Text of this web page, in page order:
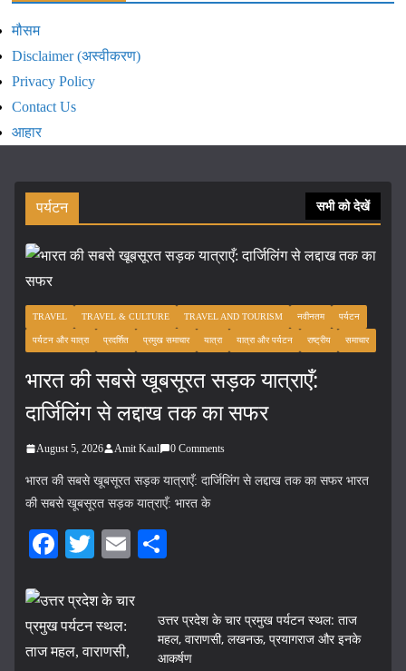
मौसम
Disclaimer (अस्वीकरण)
Privacy Policy
Contact Us
आहार
पर्यटन सभी को देखें
TRAVEL TRAVEL & CULTURE TRAVEL AND TOURISM नवीनतम पर्यटन
पर्यटन और यात्रा प्रदर्शित प्रमुख समाचार यात्रा यात्रा और पर्यटन राष्ट्रीय समाचार
भारत की सबसे खूबसूरत सड़क यात्राएँ:
दार्जिलिंग से लद्दाख तक का सफर
August 5, 2026 Amit Kaul 0 Comments
भारत की सबसे खूबसूरत सड़क यात्राएँ: दार्जिलिंग से लद्दाख तक का सफर भारत
की सबसे खूबसूरत सड़क यात्राएँ: भारत के
Fa
bo
ok
T
tte
r
E
ail
उत्तर प्रदेश के चार प्रमुख पर्यटन स्थल: ताज
महल, वाराणसी, लखनऊ, प्रयागराज और इनके
आकर्षण